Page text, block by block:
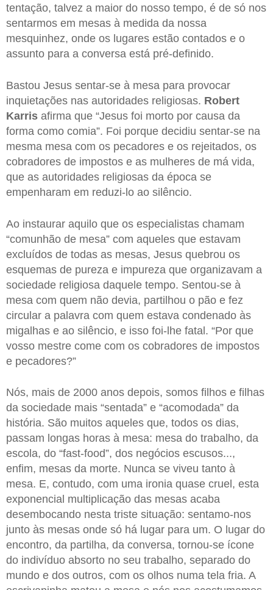
tentação, talvez a maior do nosso tempo, é de só nos
sentarmos em mesas à medida da nossa
mesquinhez, onde os lugares estão contados e o
assunto para a conversa está pré-definido.
Bastou Jesus sentar-se à mesa para provocar
inquietações nas autoridades religiosas. Robert
Karris afirma que “Jesus foi morto por causa da
forma como comia”. Foi porque decidiu sentar-se na
mesma mesa com os pecadores e os rejeitados, os
cobradores de impostos e as mulheres de má vida,
que as autoridades religiosas da época se
empenharam em reduzi-lo ao silêncio.
Ao instaurar aquilo que os especialistas chamam
“comunhão de mesa” com aqueles que estavam
excluídos de todas as mesas, Jesus quebrou os
esquemas de pureza e impureza que organizavam a
sociedade religiosa daquele tempo. Sentou-se à
mesa com quem não devia, partilhou o pão e fez
circular a palavra com quem estava condenado às
migalhas e ao silêncio, e isso foi-lhe fatal. “Por que
vosso mestre come com os cobradores de impostos
e pecadores?”
Nós, mais de 2000 anos depois, somos filhos e filhas
da sociedade mais “sentada” e “acomodada” da
história. São muitos aqueles que, todos os dias,
passam longas horas à mesa: mesa do trabalho, da
escola, do “fast-food”, dos negócios escusos...,
enfim, mesas da morte. Nunca se viveu tanto à
mesa. E, contudo, com uma ironia quase cruel, esta
exponencial multiplicação das mesas acaba
desembocando nesta triste situação: sentamo-nos
junto às mesas onde só há lugar para um. O lugar do
encontro, da partilha, da conversa, tornou-se ícone
do indivíduo absorto no seu trabalho, separado do
mundo e dos outros, com os olhos numa tela fria. A